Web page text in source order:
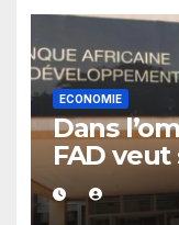
ECONOMIE
Dans
FAD
de la